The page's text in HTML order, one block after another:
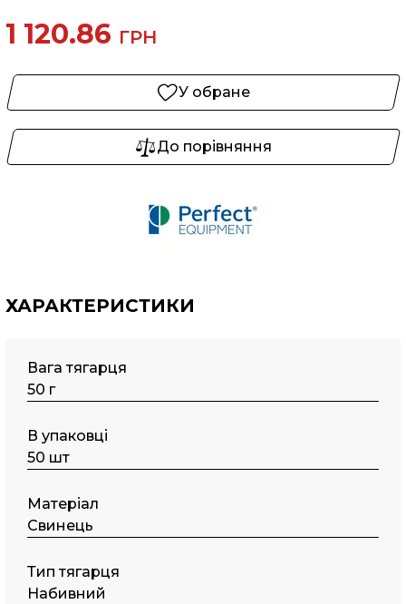
1 120.86 ГРН
У обране
До порівняння
ХАРАКТЕРИСТИКИ
Вага тягарця
50 г
В упаковці
50 шт
Матеріал
Свинець
Тип тягарця
Набивний